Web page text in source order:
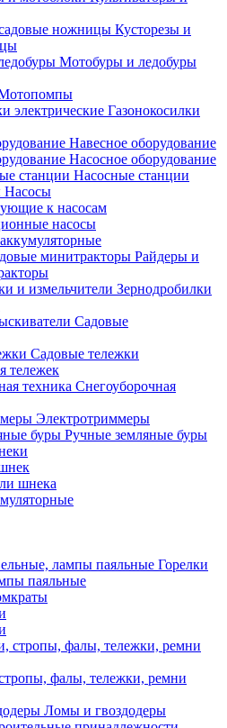
Кусторезы и
Мотобуры и ледобуры
Газонокосилки
Навесное оборудование
Насосное оборудование
Насосные станции
Насосы
к насосам
насосы
Райдеры и
Зернодробилки
Садовые
Садовые тележки
тележек
Снегоуборочная
Электротриммеры
Ручные земляные буры
шнека
Горелки
паяльные
фалы, тележки, ремни
Ломы и гвоздодеры